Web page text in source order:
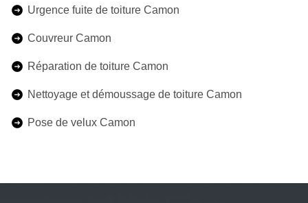
Urgence fuite de toiture Camon
Couvreur Camon
Réparation de toiture Camon
Nettoyage et démoussage de toiture Camon
Pose de velux Camon